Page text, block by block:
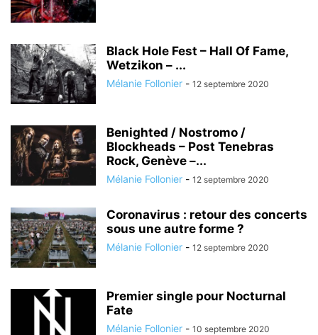
Black Hole Fest – Hall Of Fame,
Wetzikon – ...
Mélanie Follonier - 12 septembre 2020
Benighted / Nostromo /
Blockheads – Post Tenebras
Rock, Genève –...
Mélanie Follonier - 12 septembre 2020
Coronavirus : retour des concerts
sous une autre forme ?
Mélanie Follonier - 12 septembre 2020
Premier single pour Nocturnal
Fate
Mélanie Follonier - 10 septembre 2020